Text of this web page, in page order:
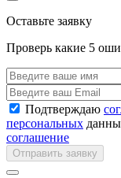
Оставьте заявку
Проверь какие 5
Подтверждаю
персональных
соглашение
Отправить заявку